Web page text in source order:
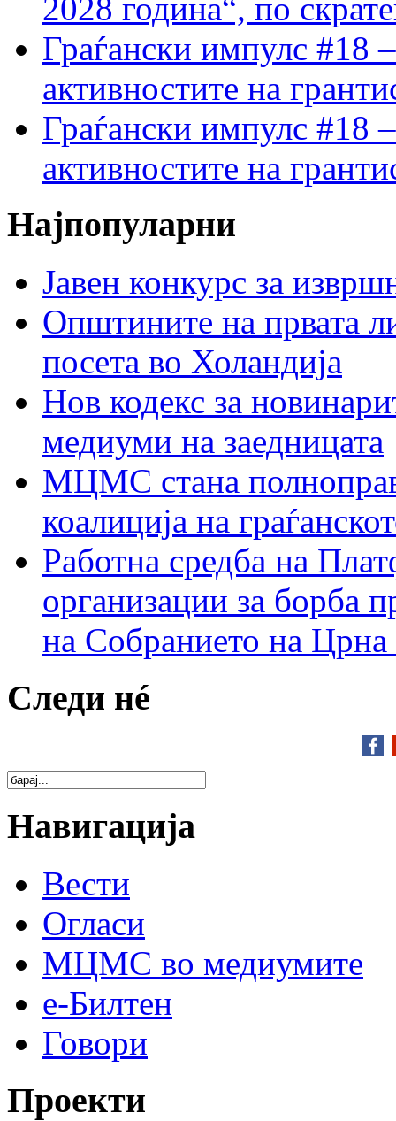
2028 година“, по
Граѓански импулс #18
активностите на
Граѓански импулс #18
активностите на
Најпопуларни
Јавен конкурс за
Општините на првата
посета во Холандија
Нов кодекс за
медиуми на заедницата
МЦМС стана
коалиција на
Работна средба на
организации за борба
на Собранието на Црна
Следи нé
Навигација
Вести
Огласи
МЦМС во медиумите
е-Билтен
Говори
Проекти